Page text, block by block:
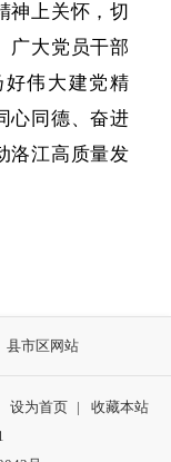
神上关怀，切
广大党员干部
伟大建党精
心同德、奋进
洛江高质量发
县市区网站
设为首页 |
收藏本站